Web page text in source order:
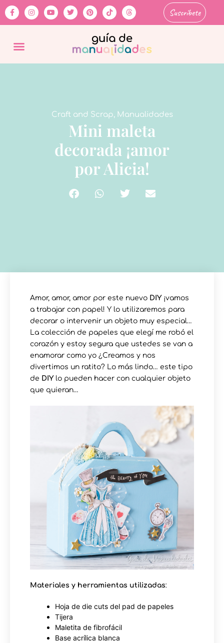
Suscríbete
Craft and Scrap, Manualidades
Mini maleta
decorada ¡amor
por Alicia!
Amor, amor, amor por este nuevo DIY ¡vamos
a trabajar con papel! Y lo utilizaremos para
decorar o intervenir un objeto muy especial…
La colección de papeles que elegí me robó el
corazón y estoy segura que ustedes se van a
enamorar como yo ¿Creamos y nos
divertimos un ratito? Lo más lindo… este tipo
de DIY lo pueden hacer con cualquier objeto
que quieran…
Materiales y herramientas utilizadas:
Hoja de die cuts del pad de papeles⁠
Tijera⁠
Maletita de fibrofácil
Base acrílica blanca⁠